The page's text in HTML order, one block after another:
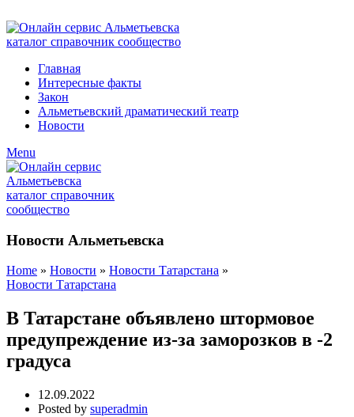
Главная
Интересные факты
Закон
Альметьевский драматический театр
Новости
Menu
Новости Альметьевска
Home » Новости » Новости Татарстана »
Новости Татарстана
В Татарстане объявлено штормовое
предупреждение из-за заморозков в -2
градуса
12.09.2022
Posted by superadmin